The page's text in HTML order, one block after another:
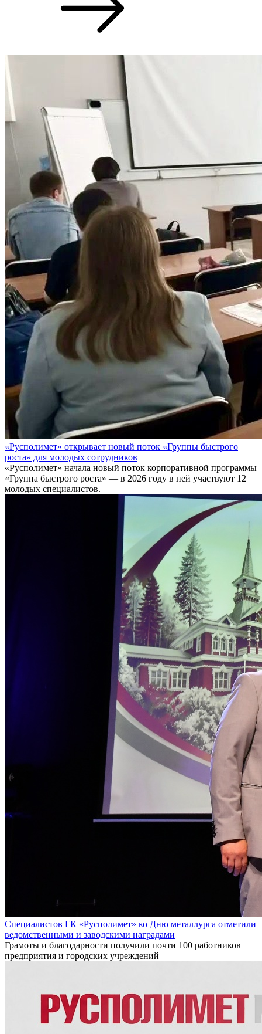
«Русполимет» открывает новый поток «Группы быстрого
роста» для молодых сотрудников
«Русполимет» начала новый поток корпоративной программы
«Группа быстрого роста» — в 2026 году в ней участвуют 12
молодых специалистов.
Специалистов ГК «Русполимет» ко Дню металлурга отметили
ведомственными и заводскими наградами
Грамоты и благодарности получили почти 100 работников
предприятия и городских учреждений